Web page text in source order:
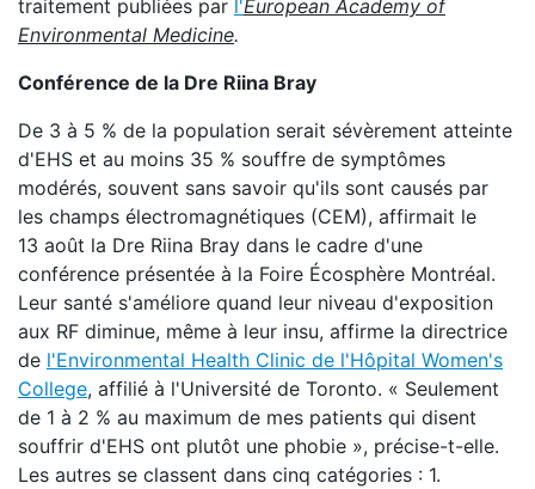
traitement publiées par l'European Academy of
Environmental Medicine.
Conférence de la Dre Riina Bray
De 3 à 5 % de la population serait sévèrement atteinte
d'EHS et au moins 35 % souffre de symptômes
modérés, souvent sans savoir qu'ils sont causés par
les champs électromagnétiques (CEM), affirmait le
13 août la Dre Riina Bray dans le cadre d'une
conférence présentée à la Foire Écosphère Montréal.
Leur santé s'améliore quand leur niveau d'exposition
aux RF diminue, même à leur insu, affirme la directrice
de l'Environmental Health Clinic de l'Hôpital Women's
College, affilié à l'Université de Toronto. « Seulement
de 1 à 2 % au maximum de mes patients qui disent
souffrir d'EHS ont plutôt une phobie », précise-t-elle.
Les autres se classent dans cinq catégories : 1.